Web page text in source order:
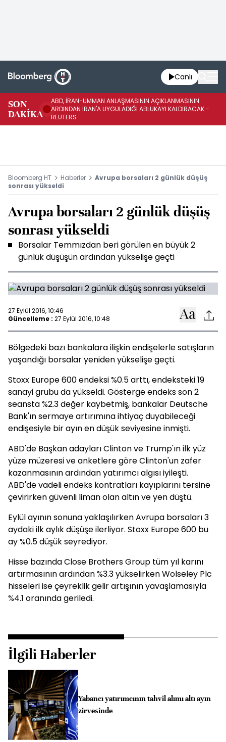
Canlı
SON
DAKİKA
ABD, İRAN-UMMAN ANLAŞMASININ AÇIKLANMASININ
ARDINDAN İRAN'A UYGULADIĞI ABLUKAYI KALDIRACAK -
REUTERS
Bloomberg HT Haberler
Avrupa borsaları 2 günlük düşüş
sonrası yükseldi
Avrupa borsaları 2 günlük düşüş
sonrası yükseldi
Borsalar Temmızdan beri görülen en büyük 2
günlük düşüşün ardından yükselişe geçti
27 Eylül 2016, 10:46
Güncelleme : 27 Eylül 2016, 10:48
Bölgedeki bazı bankalara ilişkin endişelerle satışların
yaşandığı borsalar yeniden yükselişe geçti.
Stoxx Europe 600 endeksi %0.5 arttı, endeksteki 19
sanayi grubu da yükseldi. Gösterge endeks son 2
seansta %2.3 değer kaybetmiş, bankalar Deutsche
Bank'ın sermaye artırımına ihtiyaç duyabileceği
endişesiyle bir ayın en düşük seviyesine inmişti.
ABD'de Başkan adayları Clinton ve Trump'ın ilk yüz
yüze müzeresi ve anketlere göre Clinton'un zafer
kazanmasının ardından yatırımcı algısı iyileşti.
ABD'de vadeli endeks kontratları kayıplarını tersine
çevirirken güvenli liman olan altın ve yen düştü.
Eylül ayının sonuna yaklaşılırken Avrupa borsaları 3
aydaki ilk aylık düşüşe ilerliyor. Stoxx Europe 600 bu
ay %0.5 düşük seyrediyor.
Hisse bazında Close Brothers Group tüm yıl karını
artırmasının ardından %3.3 yükselirken Wolseley Plc
hisseleri ise çeyreklik gelir artışının yavaşlamasıyla
%4.1 oranında geriledi.
İlgili Haberler
Yabancı yatırımcının tahvil alımı altı ayın
zirvesinde